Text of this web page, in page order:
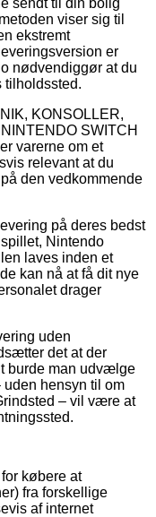
viser sig til
ekstremt
er
nødvendiggør at du
tilholdssted.
KONSOLLER,
SWITCH
varerne om et
relevant at du
den vedkommende
på deres bedst
Nintendo
laves inden et
kan nå at få dit nye
drager
uden
det at der
burde man udvælge
uden hensyn til om
– vil være at
købere at
fra forskellige
af internet